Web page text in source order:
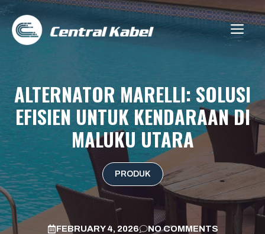
Skip
content
ALTERNATOR MARELLI: SOLUSI
EFISIEN UNTUK KENDARAAN DI
MALUKU UTARA
PRODUK
FEBRUARY 4, 2026
NO COMMENTS